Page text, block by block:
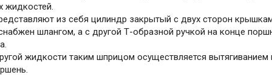
жидкостей.
из себя цилиндр закрытый с двух сторон
шлангом, а с другой Т-образной ручкой на конце
жидкости таким шприцом осуществляется